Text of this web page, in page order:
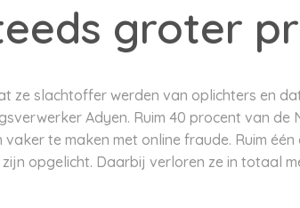
groter
ze slachtoffer werden van oplichters en
Adyen. Ruim 40 procent van de
te maken met online fraude. Ruim
opgelicht. Daarbij verloren ze in totaal